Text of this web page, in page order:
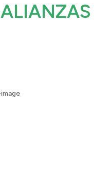
ALIANZAS